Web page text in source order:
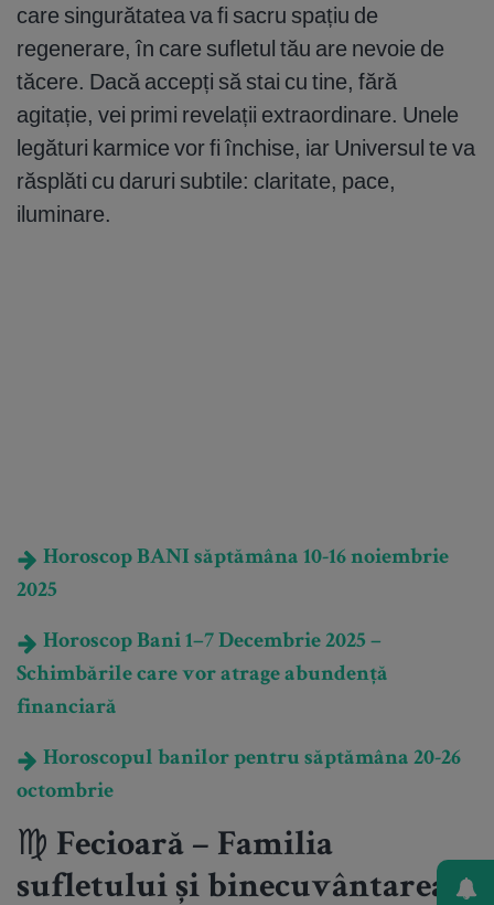
care singurătatea va fi sacru spațiu de
regenerare, în care sufletul tău are nevoie de
tăcere. Dacă accepți să stai cu tine, fără
agitație, vei primi revelații extraordinare. Unele
legături karmice vor fi închise, iar Universul te va
răsplăti cu daruri subtile: claritate, pace,
iluminare.
Horoscop BANI săptămâna 10-16 noiembrie
2025
Horoscop Bani 1–7 Decembrie 2025 –
Schimbările care vor atrage abundență
financiară
Horoscopul banilor pentru săptămâna 20-26
octombrie
♍ Fecioară – Familia
sufletului și binecuvântarea